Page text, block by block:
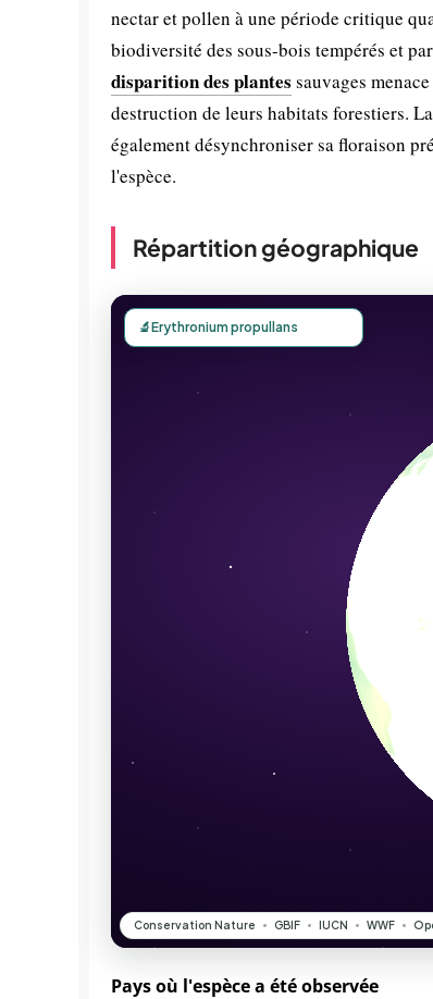
nectar et pollen à une période critique
biodiversité des sous-bois tempérés et
disparition des plantes sauvages
destruction de leurs habitats forestiers. La
également désynchroniser sa floraison
l'espèce.
Répartition géographique
Pays où l'espèce a été observée